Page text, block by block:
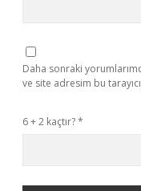
Daha sonraki
ve site adresim bu
6 + 2 kaçtır?*